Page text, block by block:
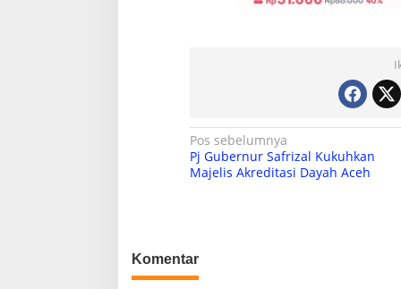
N
a
a
Pos sebelumnya
Pj Gubernur Safrizal Kukuhkan
Majelis Akreditasi Dayah Aceh
Komentar